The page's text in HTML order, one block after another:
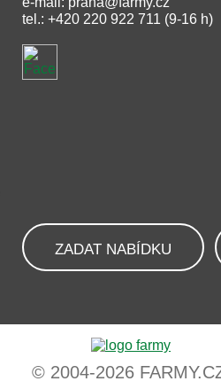
tel.: +420 220 922 711 (9-16 h)
ZADAT NABÍDKU
© 2004-2026